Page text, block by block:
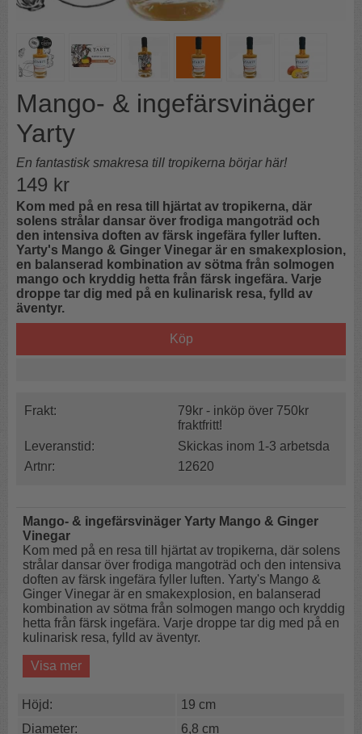
Mango- & ingefärsvinäger
Yarty
En fantastisk smakresa till tropikerna börjar här!
149 kr
Kom med på en resa till hjärtat av tropikerna, där
solens strålar dansar över frodiga mangoträd och
den intensiva doften av färsk ingefära fyller luften.
Yarty's Mango & Ginger Vinegar är en smakexplosion,
en balanserad kombination av sötma från solmogen
mango och kryddig hetta från färsk ingefära. Varje
droppe tar dig med på en kulinarisk resa, fylld av
äventyr.
Köp
Frakt:
79kr - inköp över 750kr
fraktfritt!
Leveranstid:
Skickas inom 1-3 arbetsda
Artnr:
12620
Mango- & ingefärsvinäger Yarty Mango & Ginger
Vinegar
Kom med på en resa till hjärtat av tropikerna, där solens
strålar dansar över frodiga mangoträd och den intensiva
doften av färsk ingefära fyller luften. Yarty's Mango &
Ginger Vinegar är en smakexplosion, en balanserad
kombination av sötma från solmogen mango och kryddig
hetta från färsk ingefära. Varje droppe tar dig med på en
kulinarisk resa, fylld av äventyr.
Mango & Ginger Vinegar är gjord för hand på söt mango
förstärkt med kryddig ingefära av Yarty i
Lika härlig att ringla över pilgrimsmusslor som att
använda i desserter.
Visa mer
Höjd:
19 cm
Diameter:
6,8 cm